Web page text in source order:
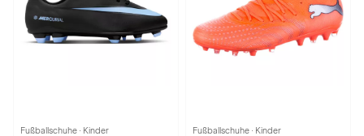
Fußballschuhe · Kinder Fußballschuhe · Kinder